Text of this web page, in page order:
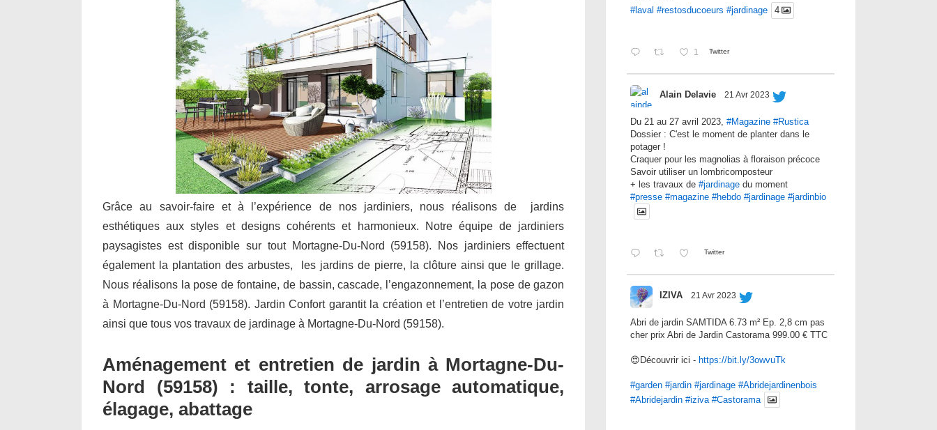
Grâce au savoir-faire et à l’expérience de nos jardiniers, nous réalisons de jardins
esthétiques aux styles et designs cohérents et harmonieux. Notre équipe de jardiniers
paysagistes est disponible sur tout Mortagne-Du-Nord (59158). Nos jardiniers effectuent
également la plantation des arbustes, les jardins de pierre, la clôture ainsi que le grillage.
Nous réalisons la pose de fontaine, de bassin, cascade, l’engazonnement, la pose de gazon
à Mortagne-Du-Nord (59158). Jardin Confort garantit la création et l’entretien de votre jardin
ainsi que tous vos travaux de jardinage à Mortagne-Du-Nord (59158).
Aménagement et entretien de jardin à Mortagne-Du-
Nord (59158) : taille, tonte, arrosage automatique,
élagage, abattage
#laval #restosducoeurs #jardinage 4
1 Twitter
Alain Delavie 21 Avr 2023
Du 21 au 27 avril 2023,#Magazine #Rustica
Dossier : C'est le moment de planter dans le
potager !
Craquer pour les magnolias à floraison précoce
Savoir utiliser un lombricomposteur
+ les travaux de#jardinage du moment
#presse #magazine #hebdo #jardinage #jardinbio
Twitter
IZIVA 21 Avr 2023
Abri de jardin SAMTIDA 6.73 m² Ep. 2,8 cm pas
cher prix Abri de Jardin Castorama 999.00 € TTC
😍Découvrir ici - https://bit.ly/3owvuTk
#garden #jardin #jardinage #Abridejardinenbois
#Abridejardin #iziva #Castorama